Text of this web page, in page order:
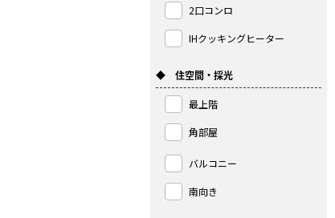
2口コンロ
IHクッキングヒーター
◆ 住空間・採光
最上階
角部屋
バルコニー
南向き